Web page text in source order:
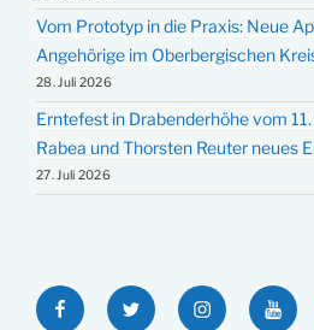
Vom Prototyp in die Praxis: Neue
Angehörige im Oberbergischen
28. Juli 2026
Erntefest in Drabenderhöhe vom
Rabea und Thorsten Reuter neues
27. Juli 2026
FacebookTwitter Instagram